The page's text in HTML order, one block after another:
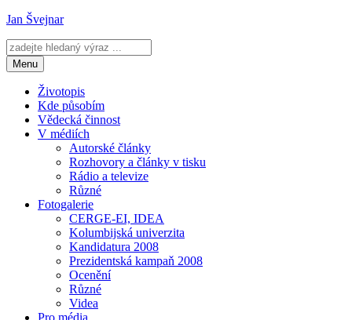
Přejít
obsahu
webu
Jan Švejnar
Menu
Životopis
Kde působím
Vědecká činnost
V médiích
Autorské články
Rozhovory a články v tisku
Rádio a televize
Různé
Fotogalerie
CERGE-EI, IDEA
Kolumbijská univerzita
Kandidatura 2008
Prezidentská kampaň 2008
Ocenění
Různé
Videa
Pro média